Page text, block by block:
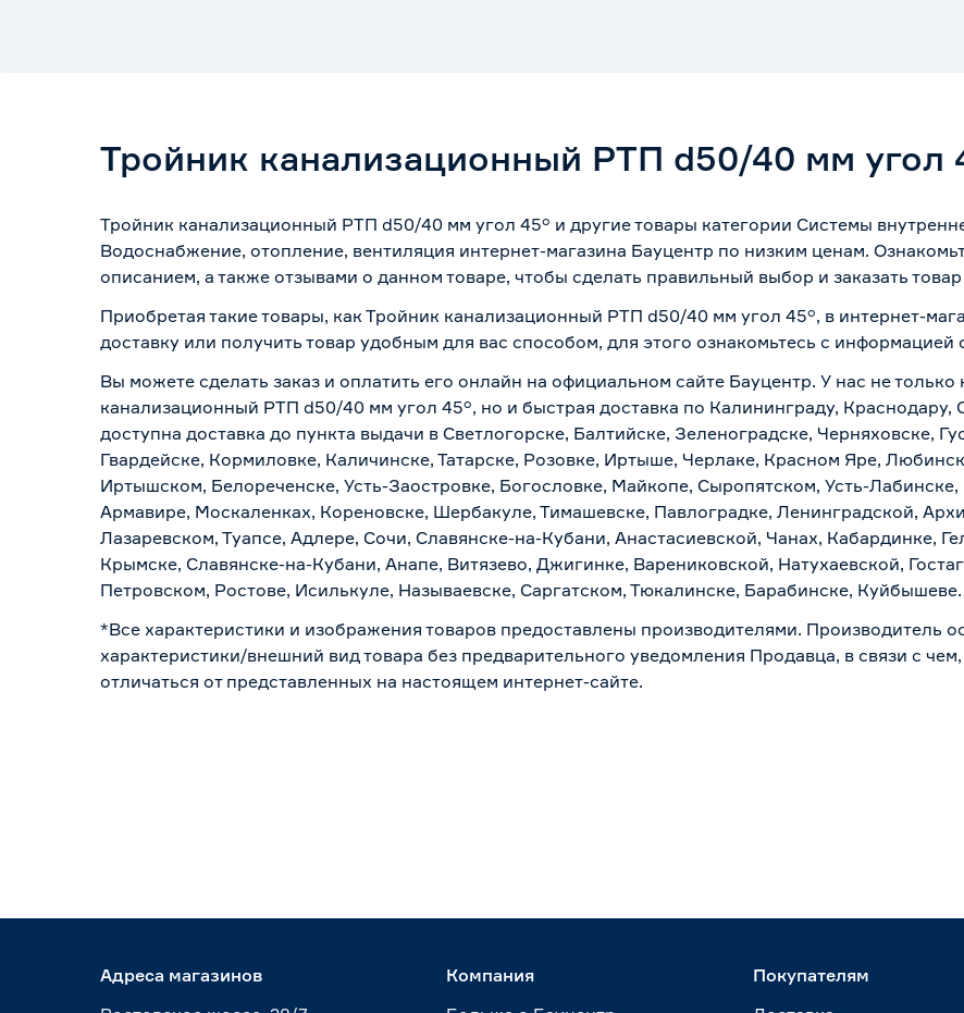
Тройник канализационный РТП d50/40 мм угол
Тройник канализационный РТП d50/40 мм угол 45° и другие товары категории Системы
Водоснабжение, отопление, вентиляция интернет-магазина Бауцентр по низким ценам.
описанием, а также отзывами о данном товаре, чтобы сделать правильный выбор и заказать
Приобретая такие товары, как Тройник канализационный РТП d50/40 мм угол 45°, в интернет-
доставку или получить товар удобным для вас способом, для этого ознакомьтесь с информацией
Вы можете сделать заказ и оплатить его онлайн на официальном сайте Бауцентр. У нас не
канализационный РТП d50/40 мм угол 45°, но и быстрая доставка по Калининграду,
доступна доставка до пункта выдачи в Светлогорске, Балтийске, Зеленоградске, Черняховске,
Гвардейске, Кормиловке, Каличинске, Татарске, Розовке, Иртыше, Черлаке, Красном Яре,
Иртышском, Белореченске, Усть-Заостровке, Богословке, Майкопе, Сыропятском, Усть-
Армавире, Москаленках, Кореновске, Шербакуле, Тимашевске, Павлоградке, Ленинградской,
Лазаревском, Туапсе, Адлере, Сочи, Славянске-на-Кубани, Анастасиевской, Чанах, Кабардинке,
Крымске, Славянске-на-Кубани, Анапе, Витязево, Джигинке, Варениковской, Натухаевской,
Петровском, Ростове, Исилькуле, Называевске, Саргатском, Тюкалинске, Барабинске, Куйбышеве.
*Все характеристики и изображения товаров предоставлены производителями. Производитель
характеристики/внешний вид товара без предварительного уведомления Продавца, в связи с
отличаться от представленных на настоящем интернет-сайте.
Адреса магазинов
Компания
Покупателям